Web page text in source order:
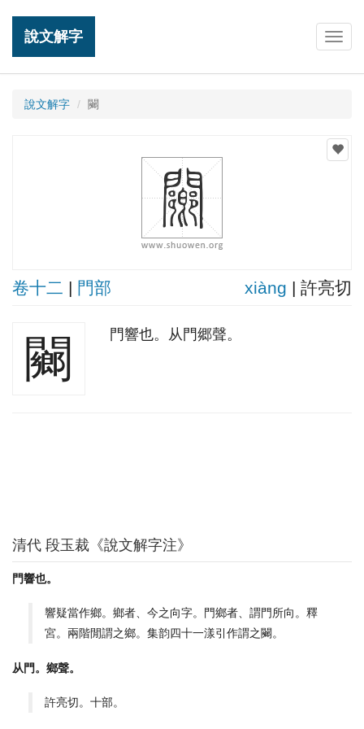
說文解字
說文解字 䦳
卷十二 | 門部 xiànɡ | 許亮切
䦳 門響也。从門郷聲。
清代 段玉裁《說文解字注》
門響也。
響疑當作鄉。鄉者、今之向字。門鄉者、謂門所向。釋
宮。兩階閒謂之鄉。集韵四十一漾引作謂之䦳。
从門。鄉聲。
許亮切。十部。